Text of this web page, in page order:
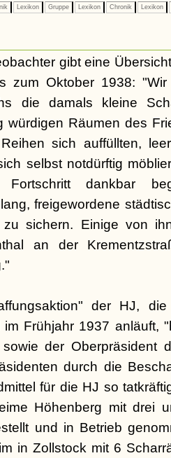
Lexikon Gruppe Lexikon Chronik Lexikon
gibt eine
zum Oktober 1938:
die damals kleine
würdigen Räumen des
sich auffüllten,
selbst notdürftig
dankbar
freigewordene
sichern. Einige von
an der
der HJ,
Frühjahr 1937 anläuft,
der Oberpräsident
durch die
für die HJ so
Höhenberg mit drei
und in Betrieb
in Zollstock mit 6